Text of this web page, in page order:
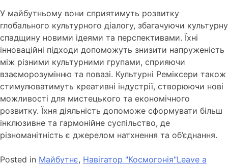
У майбутньому вони сприятимуть розвитку
глобального культурного діалогу, збагачуючи культурну
спадщину новими ідеями та перспективами. Їхні
інноваційні підходи допоможуть знизити напруженість
між різними культурними групами, сприяючи
взаєморозумінню та повазі. Культурні Реміксери також
стимулюватимуть креативні індустрії, створюючи нові
можливості для мистецького та економічного
розвитку. Їхня діяльність допоможе сформувати більш
інклюзивне та гармонійне суспільство, де
різноманітність є джерелом натхнення та об’єднання.
Posted in Майбутнє, Навігатор "Космогонія"Leave a